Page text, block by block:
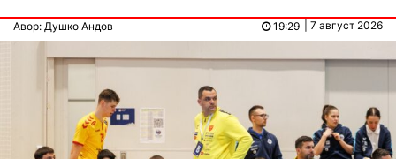
Авор: Душко Андов | 7 август 2026
19:29